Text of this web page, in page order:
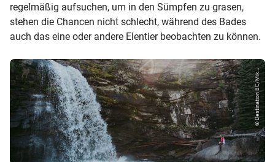
regelmäßig aufsuchen, um in den Sümpfen zu grasen,
stehen die Chancen nicht schlecht, während des Bades
auch das eine oder andere Elentier beobachten zu können.
© Destination BC/Mik...